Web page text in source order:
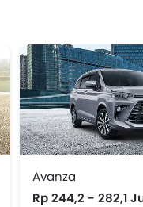
Avanza
Rp 244,2 - 282,1